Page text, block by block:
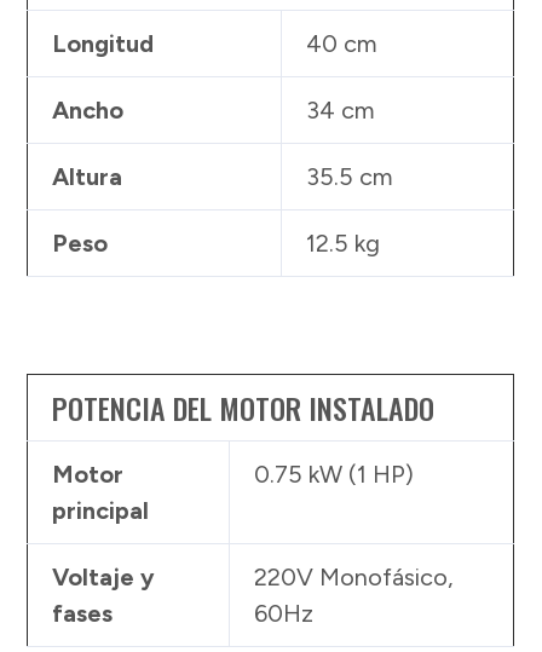
Longitud 40 cm
Ancho 34 cm
Altura 35.5 cm
Peso 12.5 kg
POTENCIA DEL MOTOR INSTALADO
Motor
principal
0.75 kW (1 HP)
Voltaje y
fases
220V Monofásico,
60Hz